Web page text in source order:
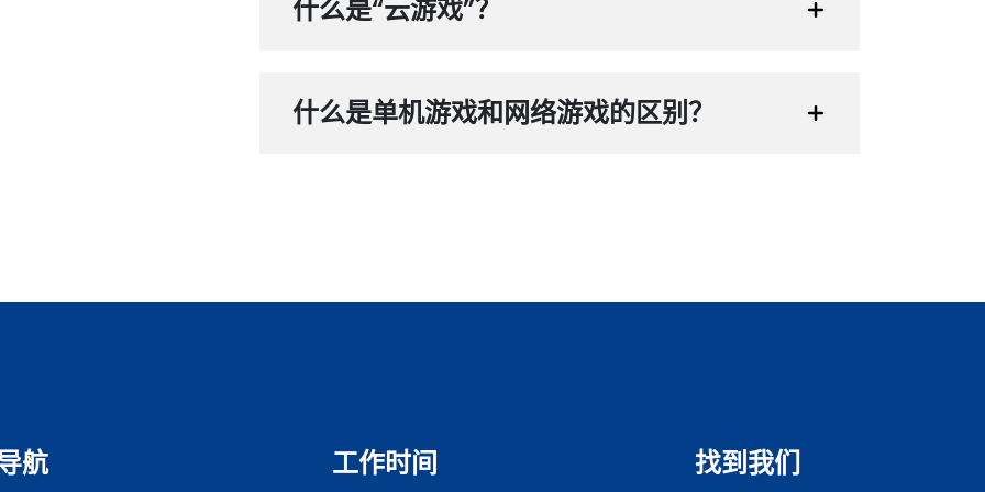
什么是“云游戏”？
什么是单机游戏和网络游戏的区别？
航 工作时间 找到我们